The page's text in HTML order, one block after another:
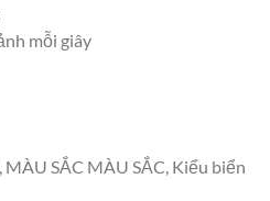
mỗi giây
SẮC MÀU SẮC, Kiểu biển